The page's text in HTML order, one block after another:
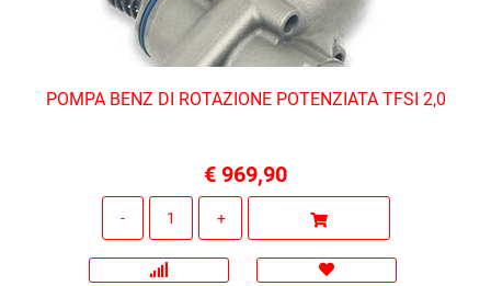
POMPA BENZ DI ROTAZIONE POTENZIATA TFSI 2,0
€ 969,90